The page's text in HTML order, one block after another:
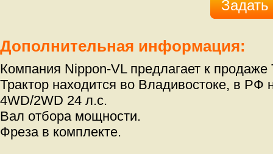
Задать
Дополнительная информация:
Компания Nippon-VL предлагает к продаже
Трактор находится во Владивостоке, в
4WD/2WD 24 л.с.
Вал отбора мощности.
Фреза в комплекте.